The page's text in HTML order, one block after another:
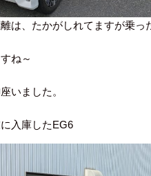
は、たかがしれてますが乗っ
ね～
いました。
入庫したEG6